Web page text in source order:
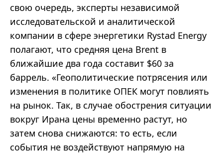
свою очередь, эксперты независимой
исследовательской и аналитической
компании в сфере энергетики Rystad Energy
полагают, что средняя цена Brent в
ближайшие два года составит $60 за
баррель. «Геополитические потрясения или
изменения в политике ОПЕК могут повлиять
на рынок. Так, в случае обострения ситуации
вокруг Ирана цены временно растут, но
затем снова снижаются: то есть, если
события не воздействуют напрямую на